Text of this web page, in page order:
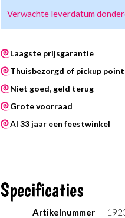
Verwachte leverdatum
Laagste prijsgarantie
Thuisbezorgd of pickup point
Niet goed, geld terug
Grote voorraad
Al 33 jaar een feestwinkel
Specificaties
Artikelnummer